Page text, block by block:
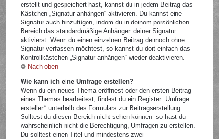
erstellt und gespeichert hast, kannst du in jedem Beitrag das
Kästchen „Signatur anhängen“ aktivieren. Du kannst eine
Signatur auch hinzufügen, indem du in deinem persönlichen
Bereich das standardmäßige Anhängen deiner Signatur
aktivierst. Wenn du einen einzelnen Beitrag dennoch ohne
Signatur verfassen möchtest, so kannst du dort einfach das
Kontrollkästchen „Signatur anhängen“ wieder deaktivieren.
Nach oben
Wie kann ich eine Umfrage erstellen?
Wenn du ein neues Thema eröffnest oder den ersten Beitrag
eines Themas bearbeitest, findest du ein Register „Umfrage
erstellen“ unterhalb des Formulars zur Beitragserstellung.
Solltest du diesen Bereich nicht sehen können, so hast du
wahrscheinlich nicht die Berechtigung, Umfragen zu erstellen.
Du solltest einen Titel und mindestens zwei